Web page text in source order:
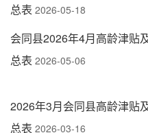
总表 2026-05-18
会同县2026年4月高龄津贴
总表 2026-05-06
2026年3月会同县高龄津贴
总表 2026-03-16